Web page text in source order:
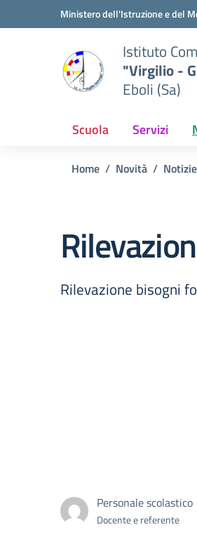
Vai ai contenuti
Vai al menu di navigazioneMinistero dell'Istruzione e del
Istituto
"Virgilio -
Eboli (Sa)
Scuola Servizi
Home Novità Notizie
Rilevazione bisogni
Personale scolastico
Docente e referente